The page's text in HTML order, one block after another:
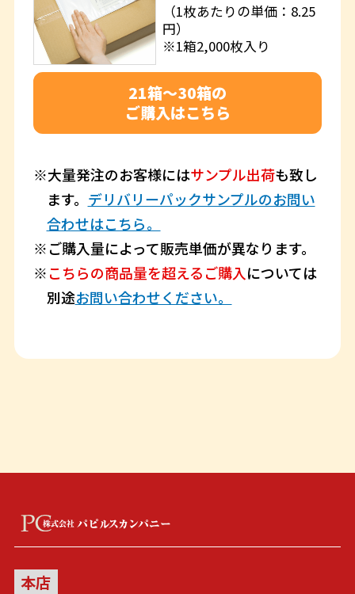
（1枚あたりの単価：8.25
円）
※1箱2,000枚入り
21箱～30箱の
ご購入はこちら
大量発注のお客様にはサンプル出荷も致し
ます。 デリバリーパックサンプルのお問い
合わせはこちら。
ご購入量によって販売単価が異なります。
こちらの商品量を超えるご購入については
別途お問い合わせください。
本店